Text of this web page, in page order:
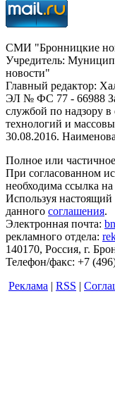
СМИ "Бронницкие
Учредитель:
новости"
Главный редактор:
ЭЛ № ФС 77 - 66988
службой по надзору
технологий и
30.08.2016.
Полное или
При согласованном
необходима ссылка на
Используя настоящий
данного соглашения.
Электронная почта:
рекламного отдела:
140170, Россия, г.
Телефон/факс: +7
Реклама | RSS |